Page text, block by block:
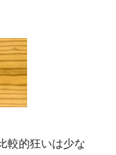
較的狂いは少な